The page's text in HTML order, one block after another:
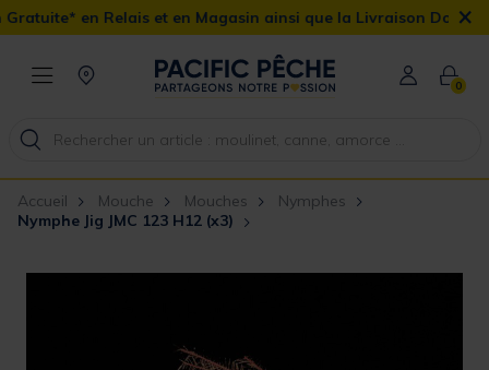
et en Magasin ainsi que la Livraison Domicile offerte dès
×
0
Accueil Mouche Mouches
Nymphes
Nymphe Jig JMC 123 H12 (x3)